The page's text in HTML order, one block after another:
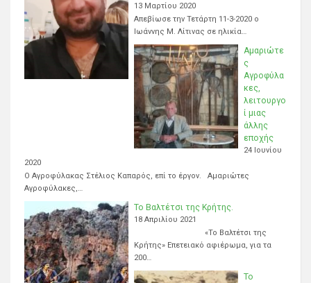
13 Μαρτίου 2020
Απεβίωσε την Τετάρτη 11-3-2020 ο
Ιωάννης Μ. Λίτινας σε ηλικία…
Αμαριώτε
ς
Αγροφύλα
κες,
λειτουργο
ί μιας
άλλης
εποχής
24 Ιουνίου
2020
Ο Αγροφύλακας Στέλιος Καπαρός, επί το έργον. Αμαριώτες
Αγροφύλακες,…
Το Βαλτέτσι της Κρήτης.
18 Απριλίου 2021
«Το Βαλτέτσι της
Κρήτης» Επετειακό αφιέρωμα, για τα
200…
Το